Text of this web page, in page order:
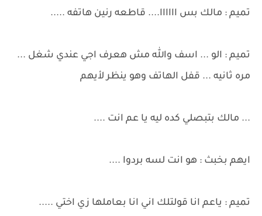
تميم : مالك بس اااااا.... قاطعه رنين هاتفه .....
تميم : الو ... اسف والله مش هعرف اجي عندي شغل ...
مره ثانيه ... قفل الهاتف وهو ينظر لأيهم
... مالك بتبصلي كده ليه يا عم انت ....
ايهم بخبث : هو انت لسه بردوا ....
تميم : ياعم انا قولتلك اني انا بعاملها زي اختي .....